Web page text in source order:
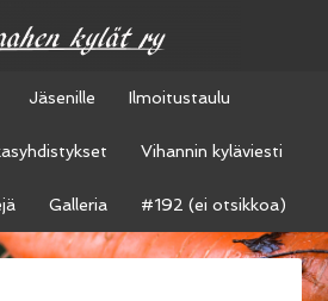
Jäsenille Ilmoitustaulu
Vihannin kyläviesti
Galleria #192 (ei otsikkoa)